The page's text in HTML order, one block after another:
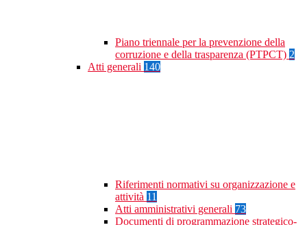
Piano triennale per la prevenzione della
corruzione e della trasparenza (PTPCT) 2
Atti generali 140
Riferimenti normativi su organizzazione e
attività 11
Atti amministrativi generali 73
Documenti di programmazione strategico-